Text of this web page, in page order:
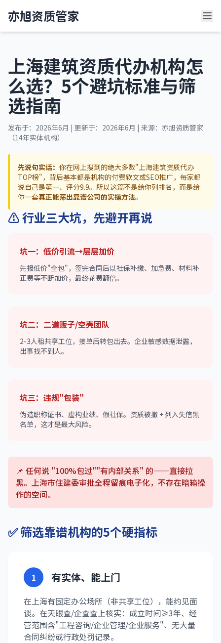
亦旭资质管家
上海建筑资质代办机构怎
么选？5个避坑标准与筛
选指南
发布于：2026年6月 | 更新于：2026年6月 | 来源：亦旭资质管家
（14年实体机构）
先说句实话： 你在网上搜到的绝大多数"上海建筑资质代办
TOP榜"，背后基本都是机构的付费软文或SEO推广，每家都
说自己是第一、评分9.9。所以这篇不是给你列排名，而是给
你一套真正能筛出靠谱公司的实操方法。
⚠️ 行业三大坑，先避开再说
坑一：低价引流→层层加价
先报低价"全包"，签完合同后以社保补缴、加急费、材料补
正费等不断加价，最终花费翻倍。
坑二：二道贩子/空壳团队
2-3人租共享工位，接单后转包出去。企业敏感数据泄露，
出事找不到人。
坑三：违规"包装"
伪造职称证书、虚构业绩、假社保。资质被撤 + 列入失信黑
名单，这才是最大风险。
📌 任何说 "100%包过""有内部关系" 的——直接拉
黑。上海市住建委审批全程留痕电子化，不存在暗箱操
作的空间。
✅ 筛选靠谱机构的5个硬指标
1 有实体、能上门
在上海有固定办公场所（非共享工位），能约见面
谈。在天眼查/企查查上核实：成立时间≥3年、经
营范围含"工程咨询/企业管理/企业服务"、无大量
合同纠纷或行政处罚记录。